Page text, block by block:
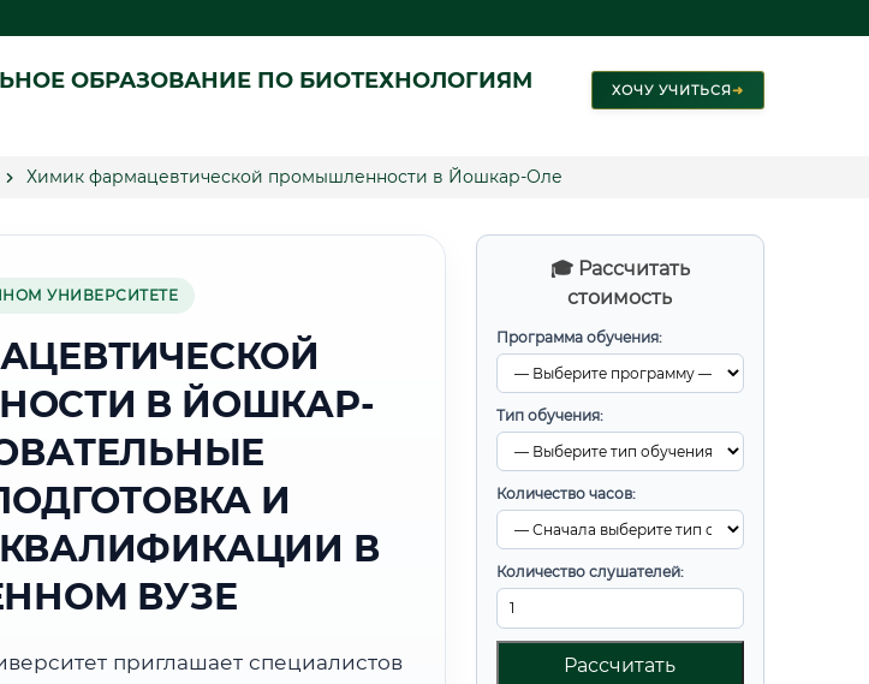
ОБРАЗОВАНИЕ ПО БИОТЕХНОЛОГИЯМ ХОЧУ УЧИТЬСЯ➜
Химик фармацевтической промышленности в Йошкар-Оле
🎓 Рассчитать
стоимость
Программа обучения:
Тип обучения:
Количество часов:
Количество слушателей:
Рассчитать
УНИВЕРСИТЕТЕ
В ЙОШКАР-
И
В
ВУЗЕ
приглашает специалистов